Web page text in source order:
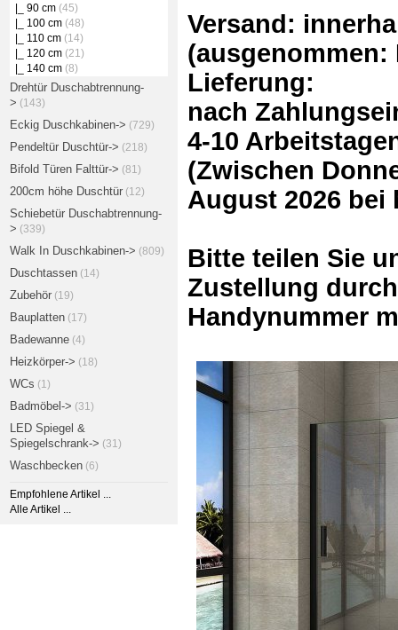
|_ 90 cm(45)
|_ 100 cm(48)
|_ 110 cm(14)
|_ 120 cm(21)
|_ 140 cm(8)
Drehtür Duschabtrennung-
> (143)
Eckig Duschkabinen-> (729)
Pendeltür Duschtür-> (218)
Bifold Türen Falttür-> (81)
200cm höhe Duschtür(12)
Schiebetür Duschabtrennung-
> (339)
Walk In Duschkabinen-> (809)
Duschtassen(14)
Zubehör(19)
Bauplatten(17)
Badewanne(4)
Heizkörper-> (18)
WCs (1)
Badmöbel-> (31)
LED Spiegel &
Spiegelschrank-> (31)
Waschbecken(6)
Empfohlene Artikel ...
Alle Artikel ...
Versand:
Lieferung:
nach
4-10
(Zwischen
August 2026
Bitte teilen Sie
Zustellung
Handynummer